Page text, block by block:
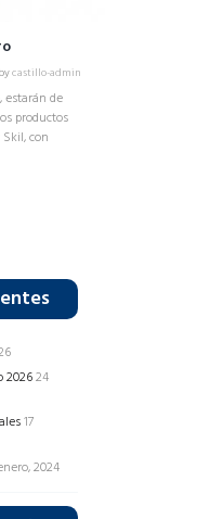
bycastillo-admin
estarán de
productos
con
202624
17
2024